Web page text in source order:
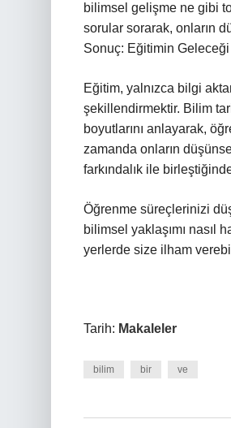
bilimsel gelişme ne gibi
sorular sorarak, onların
Sonuç: Eğitimin
Eğitim, yalnızca bilgi
şekillendirmektir. Bilim
boyutlarını anlayarak,
zamanda onların
farkındalık ile
Öğrenme süreçlerinizi
bilimsel yaklaşımı nasıl
yerlerde size ilham
Tarih: Makaleler
bilim bir ve